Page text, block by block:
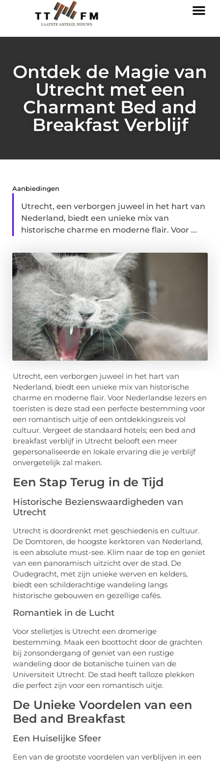
Ontdek de Magie van
Utrecht met een
Charmant Bed and
Breakfast Verblijf
Aanbiedingen
Utrecht, een verborgen juweel in het hart van
Nederland, biedt een unieke mix van
historische charme en moderne flair. Voor ...
Utrecht, een verborgen juweel in het hart van
Nederland, biedt een unieke mix van historische
charme en moderne flair. Voor Nederlandse lezers en
toeristen is deze stad een perfecte bestemming voor
een romantisch uitje of een ontdekkingsreis vol
cultuur. Vergeet de standaard hotels; een bed and
breakfast verblijf in Utrecht belooft een meer
gepersonaliseerde en lokale ervaring die je verblijf
onvergetelijk zal maken.
Een Stap Terug in de Tijd
Historische Bezienswaardigheden van
Utrecht
Utrecht is doordrenkt met geschiedenis en cultuur.
De Domtoren, de hoogste kerktoren van Nederland,
is een absolute must-see. Klim naar de top en geniet
van een panoramisch uitzicht over de stad. De
Oudegracht, met zijn unieke werven en kelders,
biedt een schilderachtige wandeling langs
historische gebouwen en gezellige cafés.
Romantiek in de Lucht
Voor stelletjes is Utrecht een dromerige
bestemming. Maak een boottocht door de grachten
bij zonsondergang of geniet van een rustige
wandeling door de botanische tuinen van de
Universiteit Utrecht. De stad heeft talloze plekken
die perfect zijn voor een romantisch uitje.
De Unieke Voordelen van een
Bed and Breakfast
Een Huiselijke Sfeer
Een van de grootste voordelen van verblijven in een